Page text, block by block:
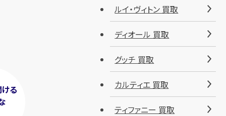
る
ルイ・ヴィトン 買取
ディオール 買取
グッチ 買取
カルティエ 買取
ティファニー 買取